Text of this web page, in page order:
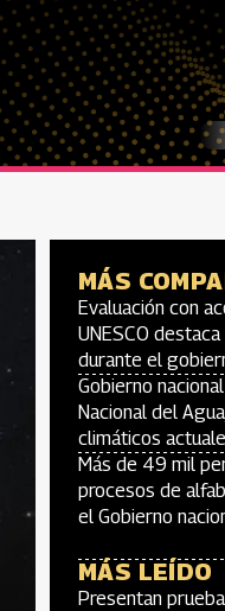
MÁS
Evaluación con
UNESCO
durante el
Gobierno
Nacional del
climáticos
Más de 49 mil
procesos de
el Gobierno
MÁS LEÍDO
Presentan